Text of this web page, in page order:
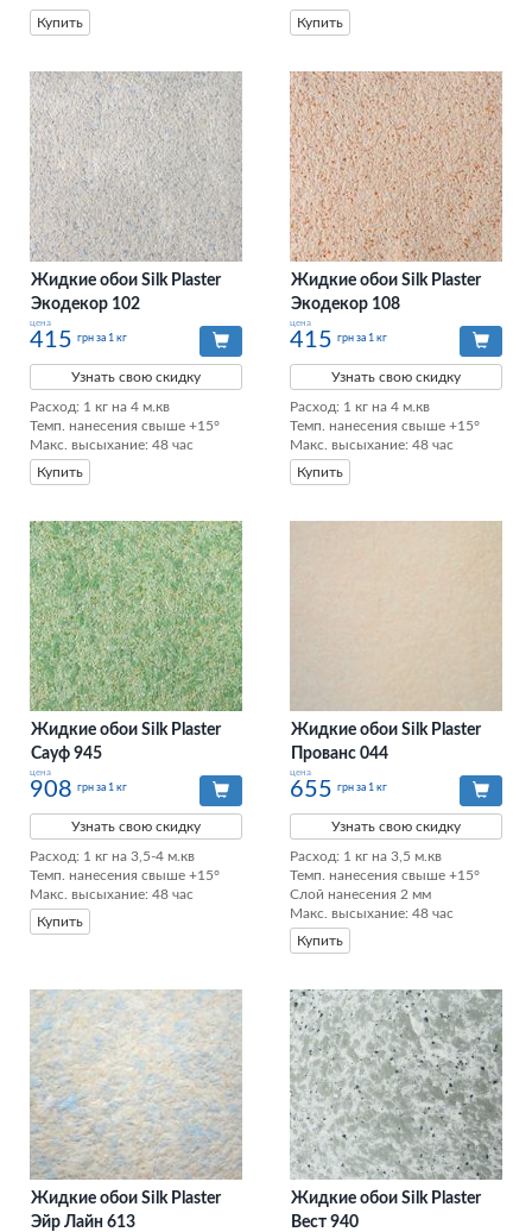
Купить
Купить
Жидкие обои Silk Plaster
Экодекор 102
цена
415 грн за 1 кг
Узнать свою скидку
Расход: 1 кг на 4 м.кв
Темп. нанесения свыше +15°
Макс. высыхание: 48 час
Купить
Жидкие обои Silk Plaster
Экодекор 108
цена
415 грн за 1 кг
Узнать свою скидку
Расход: 1 кг на 4 м.кв
Темп. нанесения свыше +15°
Макс. высыхание: 48 час
Купить
Жидкие обои Silk Plaster
Сауф 945
цена
908 грн за 1 кг
Узнать свою скидку
Расход: 1 кг на 3,5-4 м.кв
Темп. нанесения свыше +15°
Макс. высыхание: 48 час
Купить
Жидкие обои Silk Plaster
Прованс 044
цена
655 грн за 1 кг
Узнать свою скидку
Расход: 1 кг на 3,5 м.кв
Темп. нанесения свыше +15°
Слой нанесения 2 мм
Макс. высыхание: 48 час
Купить
Жидкие обои Silk Plaster
Эйр Лайн 613
Жидкие обои Silk Plaster
Вест 940